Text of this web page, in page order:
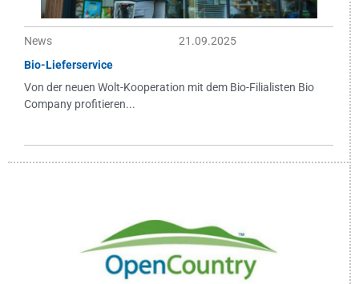
News
21.09.2025
Bio-Lieferservice
Von der neuen Wolt-Kooperation mit dem Bio-Filialisten Bio
Company profitieren...